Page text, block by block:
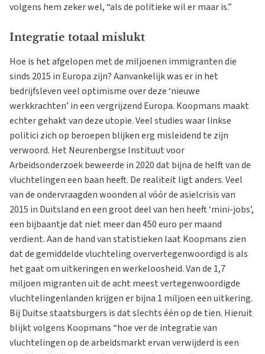
volgens hem zeker wel, “als de politieke wil er maar is.”
Integratie totaal mislukt
Hoe is het afgelopen met de miljoenen immigranten die
sinds 2015 in Europa zijn? Aanvankelijk was er in het
bedrijfsleven veel optimisme over deze ‘nieuwe
werkkrachten’ in een vergrijzend Europa. Koopmans maakt
echter gehakt van deze utopie. Veel studies waar linkse
politici zich op beroepen blijken erg misleidend te zijn
verwoord. Het Neurenbergse Instituut voor
Arbeidsonderzoek beweerde in 2020 dat bijna de helft van de
vluchtelingen een baan heeft. De realiteit ligt anders. Veel
van de ondervraagden woonden al vóór de asielcrisis van
2015 in Duitsland en een groot deel van hen heeft ‘mini-jobs’,
een bijbaantje dat niet meer dan 450 euro per maand
verdient. Aan de hand van statistieken laat Koopmans zien
dat de gemiddelde vluchteling oververtegenwoordigd is als
het gaat om uitkeringen en werkeloosheid. Van de 1,7
miljoen migranten uit de acht meest vertegenwoordigde
vluchtelingenlanden krijgen er bijna 1 miljoen een uitkering.
Bij Duitse staatsburgers is dat slechts één op de tien. Hieruit
blijkt volgens Koopmans “hoe ver de integratie van
vluchtelingen op de arbeidsmarkt ervan verwijderd is een